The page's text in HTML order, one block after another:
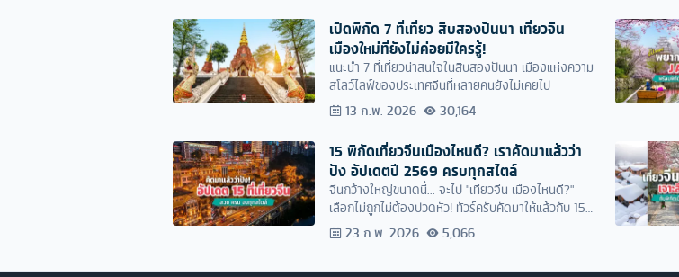
เปิดพิกัด 7 ที่เที่ยว สิบสองปันนา เที่ยวจีน
เมืองใหม่ที่ยังไม่ค่อยมีใครรู้!
แนะนำ 7 ที่เที่ยวน่าสนใจในสิบสองปันนา เมืองแห่งความ
สโลว์ไลฟ์ของประเทศจีนที่หลายคนยังไม่เคยไป
13 ก.พ. 2026 30,164
15 พิกัดเที่ยวจีนเมืองไหนดี? เราคัดมาแล้วว่า
ปัง อัปเดตปี 2569 ครบทุกสไตล์
จีนกว้างใหญ่ขนาดนี้... จะไป "เที่ยวจีน เมืองไหนดี?"
เลือกไม่ถูกไม่ต้องปวดหัว! ทัวร์ครับคัดมาให้แล้วกับ 15
เมืองยอดฮิต ที่ต้องไปให้ได้สักครั้งในชีวิต!
23 ก.พ. 2026 5,066